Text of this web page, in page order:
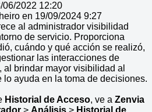
06/2022 12:20
en 19/09/2024 9:27
al administrador visibilidad
de servicio. Proporciona
cuándo y qué acción se realizó,
las interacciones de
brindar mayor visibilidad al
lo ayuda en la toma de decisiones.
Historial de Acceso, ve a Zenvia
> Análisis > Historial de